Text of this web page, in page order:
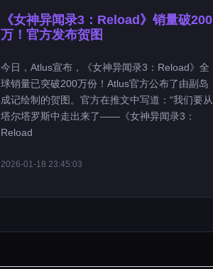
《女神异闻录3：Reload》销量破200
万！官方发布贺图
今日，Atlus宣布，《女神异闻录3：Reload》全
球销量已突破200万份！Atlus官方公布了由副岛
成记绘制的贺图。官方在推文中写道：“我们要从
塔尔塔罗斯中走出来了——《女神异闻录3：
Reload
2026-01-18 23:45:03